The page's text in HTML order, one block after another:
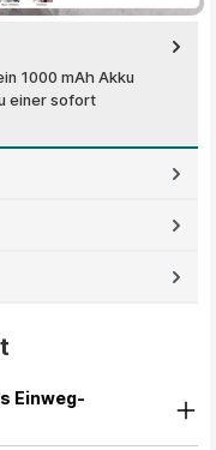
1000 mAh Akku
einer sofort
Einweg-